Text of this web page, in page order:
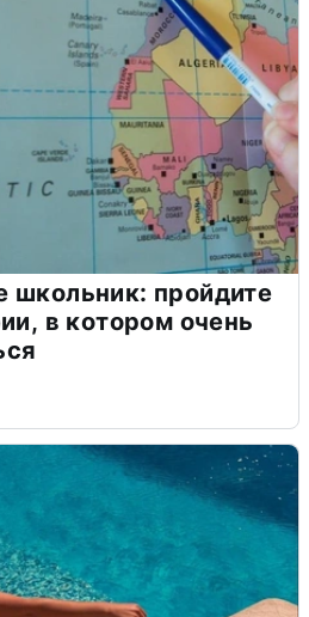
школьник: пройдите
в котором очень